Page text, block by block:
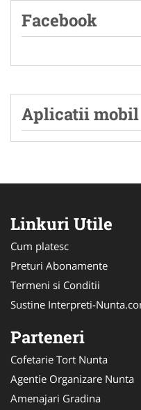
Facebook
Aplicatii mobil
Linkuri Utile
Cum platesc
Preturi Abonamente
Termeni si Conditii
Sustine Interpreti-
Parteneri
Cofetarie Tort Nunta
Agentie Organizare Nunta
Amenajari Gradina